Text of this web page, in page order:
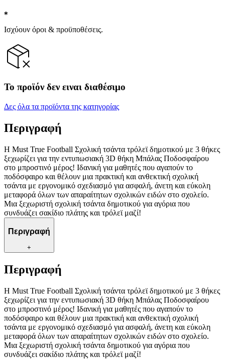
Ισχύουν όροι & προϋποθέσεις.
Το προϊόν δεν ειναι διαθέσιμο
Δες όλα τα προϊόντα της κατηγορίας
Περιγραφή
Η Must True Football Σχολική τσάντα τρόλεϊ δημοτικού με 3 θήκες
ξεχωρίζει για την εντυπωσιακή 3D θήκη Μπάλας Ποδοσφαίρου
στο μπροστινό μέρος! Ιδανική για μαθητές που αγαπούν το
ποδόσφαιρο και θέλουν μια πρακτική και ανθεκτική σχολική
τσάντα με εργονομικό σχεδιασμό για ασφαλή, άνετη και εύκολη
μεταφορά όλων των απαραίτητων σχολικών ειδών στο σχολείο.
Μια ξεχωριστή σχολική τσάντα δημοτικού για αγόρια που
συνδυάζει σακίδιο πλάτης και τρόλεϊ μαζί!
Περιγραφή
+
Περιγραφή
Η Must True Football Σχολική τσάντα τρόλεϊ δημοτικού με 3 θήκες
ξεχωρίζει για την εντυπωσιακή 3D θήκη Μπάλας Ποδοσφαίρου
στο μπροστινό μέρος! Ιδανική για μαθητές που αγαπούν το
ποδόσφαιρο και θέλουν μια πρακτική και ανθεκτική σχολική
τσάντα με εργονομικό σχεδιασμό για ασφαλή, άνετη και εύκολη
μεταφορά όλων των απαραίτητων σχολικών ειδών στο σχολείο.
Μια ξεχωριστή σχολική τσάντα δημοτικού για αγόρια που
συνδυάζει σακίδιο πλάτης και τρόλεϊ μαζί!